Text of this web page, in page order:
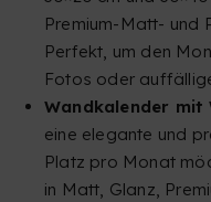
Premium-Matt- und
Perfekt, um den
Fotos oder
Wandkalender mit
eine elegante und
Platz pro Monat
in Matt, Glanz,